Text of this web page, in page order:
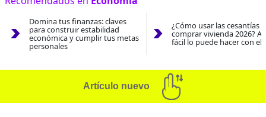
Domina tus finanzas: claves
para construir estabilidad
económica y cumplir tus metas
personales
¿Cómo usar las cesantías
comprar vivienda 2026?
fácil lo puede hacer con el
Artículo nuevo